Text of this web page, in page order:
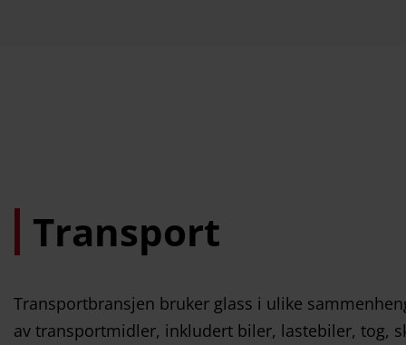
Transport
Transportbransjen bruker glass i ulike
av transportmidler, inkludert biler, lastebiler, tog,